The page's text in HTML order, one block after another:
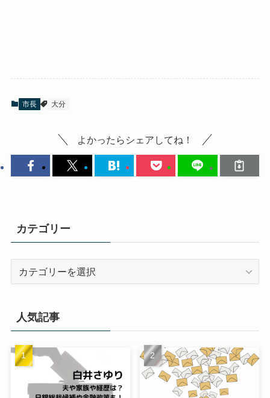
市長 大分
よかったらシェアしてね！
カテゴリー
ー
人気記事